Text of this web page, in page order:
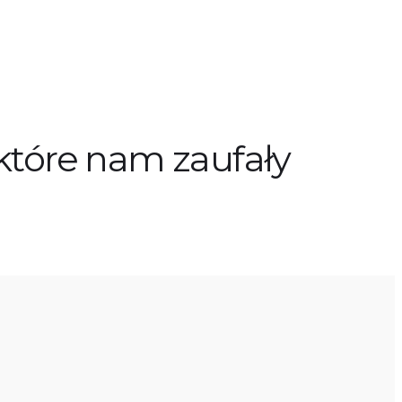
nam zaufały